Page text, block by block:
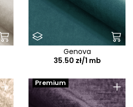
Genova
35.50 zł/1 mb
+ +
Premium